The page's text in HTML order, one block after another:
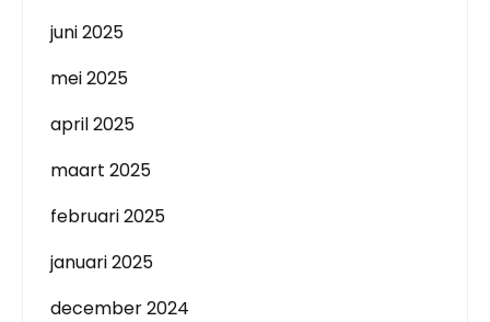
juni 2025
mei 2025
april 2025
maart 2025
februari 2025
januari 2025
december 2024